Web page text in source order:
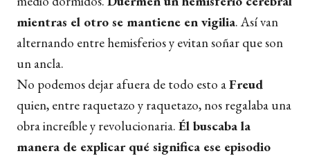
mientras el otro se mantiene en vigilia. Así van
alternando entre hemisferios y evitan soñar que son
un ancla.
No podemos dejar afuera de todo esto aFreud
quien, entre raquetazo y raquetazo, nos regalaba una
obra increíble y revolucionaria. Él buscaba la
manera de explicar qué significa ese episodio